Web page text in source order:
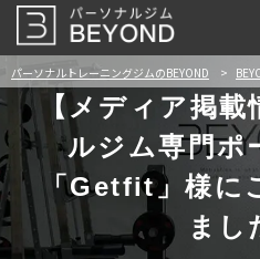
パーソナルトレーニングジムのBEYOND
【メディア掲
ルジム専門ポ
「Getfit」様に
まし